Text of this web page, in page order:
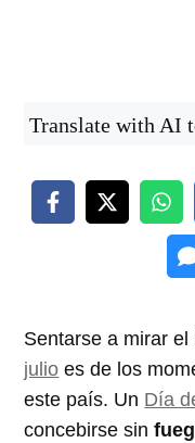
Translate with AI
Sentarse a mirar el
julio es de los
este país. Un Día
concebirse sin